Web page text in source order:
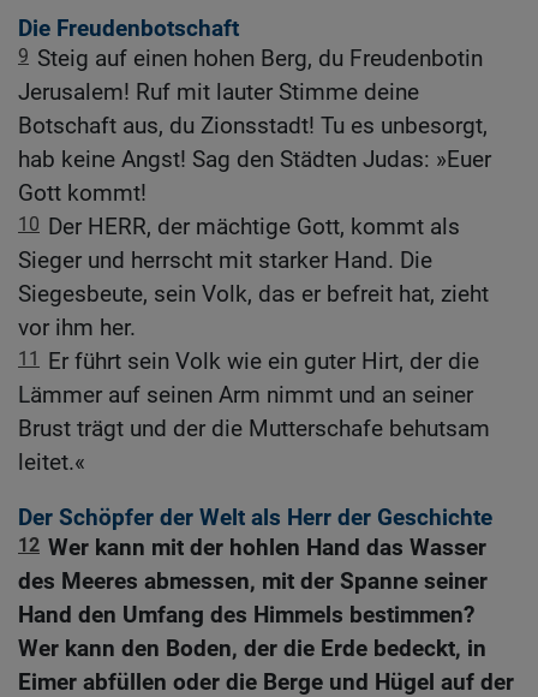
Die Freudenbotschaft
9 Steig auf einen hohen Berg, du Freudenbotin
Jerusalem! Ruf mit lauter Stimme deine
Botschaft aus, du Zionsstadt! Tu es unbesorgt,
hab keine Angst! Sag den Städten Judas: »Euer
Gott kommt!
10 Der HERR, der mächtige Gott, kommt als
Sieger und herrscht mit starker Hand. Die
Siegesbeute, sein Volk, das er befreit hat, zieht
vor ihm her.
11
Er führt sein Volk wie ein guter Hirt, der die
Lämmer auf seinen Arm nimmt und an seiner
Brust trägt und der die Mutterschafe behutsam
leitet.«
Der Schöpfer der Welt als Herr der Geschichte
12 Wer kann mit der hohlen Hand das Wasser
des Meeres abmessen, mit der Spanne seiner
Hand den Umfang des Himmels bestimmen?
Wer kann den Boden, der die Erde bedeckt, in
Eimer abfüllen oder die Berge und Hügel auf der